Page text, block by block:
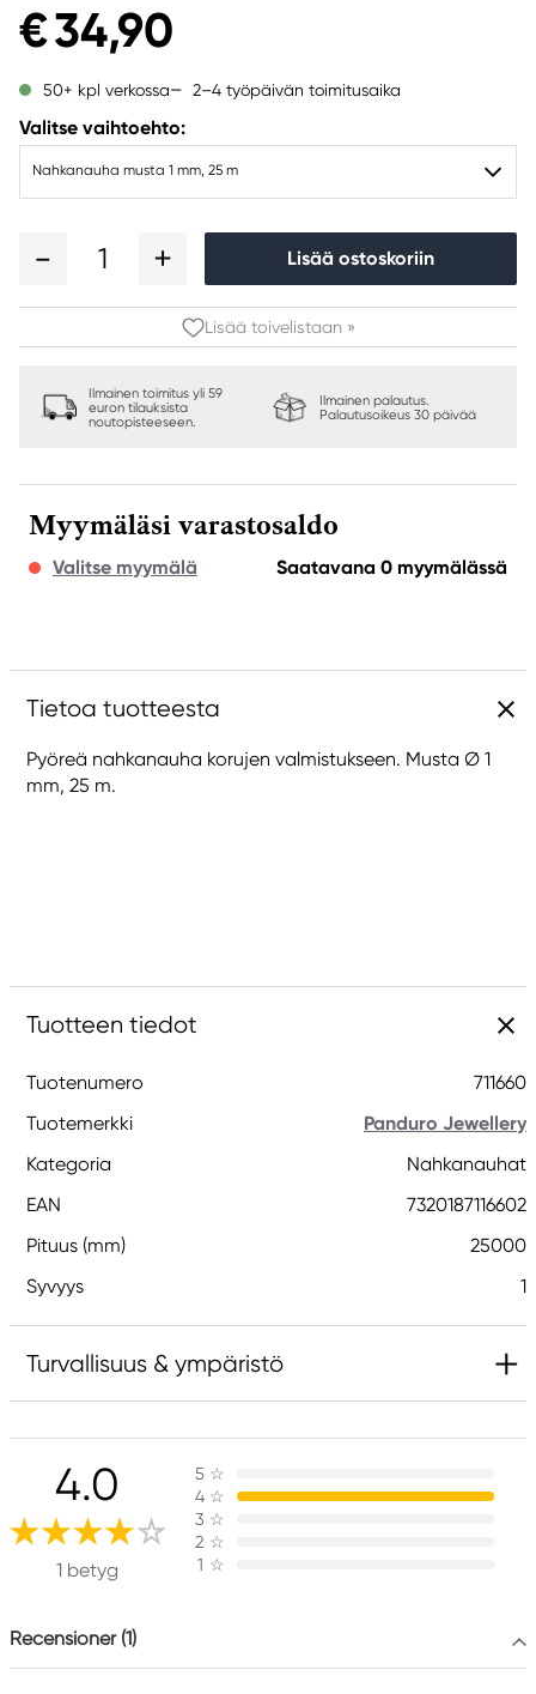
€ 34,90
50+ kpl verkossa 2–4 työpäivän toimitusaika
Valitse vaihtoehto:
Nahkanauha musta 1 mm, 25 m
1 Lisää ostoskoriin
Lisää toivelistaan »
Ilmainen toimitus yli 59
euron tilauksista
noutopisteeseen.
Ilmainen palautus.
Palautusoikeus 30 päivää
Myymäläsi varastosaldo
Valitse myymälä Saatavana 0 myymälässä
Tietoa tuotteesta
Pyöreä nahkanauha korujen valmistukseen. Musta Ø 1
mm, 25 m.
Tuotteen tiedot
Tuotenumero
711660
Tuotemerkki
Panduro Jewellery
Kategoria
Nahkanauhat
EAN
7320187116602
Pituus (mm)
25000
Syvyys
1
Turvallisuus & ympäristö
Muuta tietoa
B. taurus (Bubalus bubalis)
Vastuullinen EU
205 14 Malmö, Sweden
4.0
1 betyg
5 ☆
4 ☆
3 ☆
2 ☆
1 ☆
Recensioner (1)